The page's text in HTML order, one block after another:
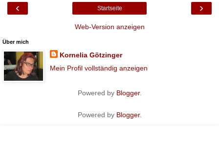
‹ ›
Startseite
Web-Version anzeigen
Über mich
Kornelia Götzinger
Mein Profil vollständig anzeigen
Powered by Blogger.
Powered by Blogger.